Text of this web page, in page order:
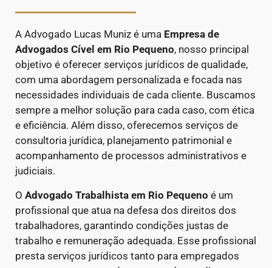
A Advogado Lucas Muniz é uma Empresa de
Advogados Cível em Rio Pequeno, nosso principal
objetivo é oferecer serviços jurídicos de qualidade,
com uma abordagem personalizada e focada nas
necessidades individuais de cada cliente. Buscamos
sempre a melhor solução para cada caso, com ética
e eficiência. Além disso, oferecemos serviços de
consultoria jurídica, planejamento patrimonial e
acompanhamento de processos administrativos e
judiciais.
O Advogado Trabalhista em Rio Pequeno é um
profissional que atua na defesa dos direitos dos
trabalhadores, garantindo condições justas de
trabalho e remuneração adequada. Esse profissional
presta serviços jurídicos tanto para empregados